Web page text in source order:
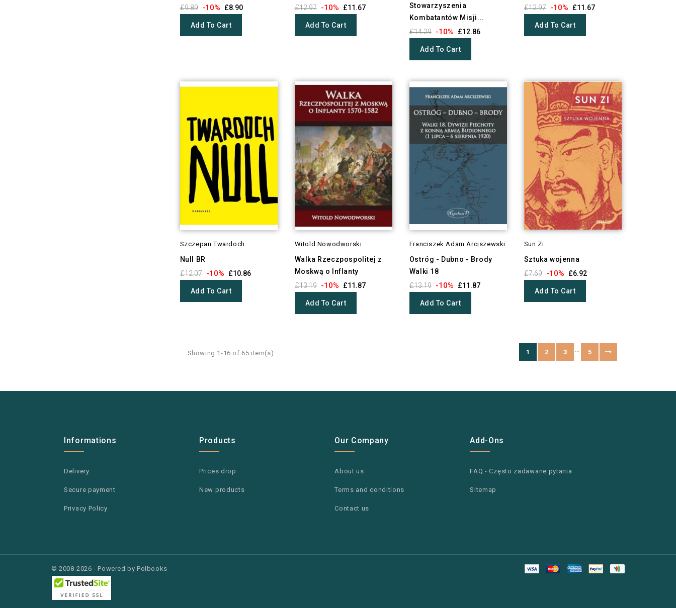
£9.89 -10% £8.90
Add To Cart
£12.97 -10% £11.67
Add To Cart
Stowarzyszenia
Kombatantów Misji...
£14.29 -10% £12.86
Add To Cart
£12.97 -10% £11.67
Add To Cart
Szczepan Twardoch
Null BR
£12.07 -10% £10.86
Add To Cart
Witold Nowodworski
Walka Rzeczpospolitej z
Moskwą o Inflanty
£13.19 -10% £11.87
Add To Cart
Franciszek Adam Arciszewski
Ostróg - Dubno - Brody
Walki 18
£13.19 -10% £11.87
Add To Cart
Sun Zi
Sztuka wojenna
£7.69 -10% £6.92
Add To Cart
Showing 1-16 of 65 item(s) 1 2 3 … 5
Informations
Delivery
Secure payment
Privacy Policy
Products
Prices drop
New products
Our Company
About us
Terms and conditions
Contact us
Add-Ons
FAQ - Często zadawane pytania
Sitemap
© 2008-2026 - Powered by Polbooks